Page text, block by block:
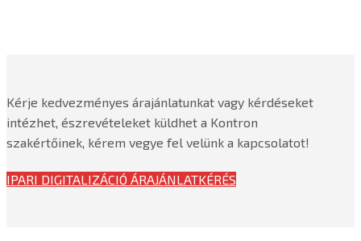
Kérje kedvezményes árajánlatunkat vagy kérdéseket
intézhet, észrevételeket küldhet a Kontron
szakértőinek, kérem vegye fel velünk a kapcsolatot!
IPARI DIGITALIZÁCIÓ ÁRAJÁNLATKÉRÉS